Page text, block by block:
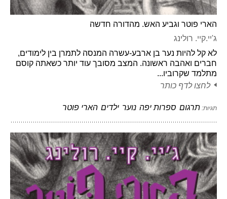
הארי פוטר וגביע האש. מהדורה חדשה
ג'יי.קיי. רולינג
לא קל להיות נער בן ארבע-עשרה המנסה לתמרן בין לימודים,
חברים ואהבה ראשונה. המצב מסובך עוד יותר כשאתה קוסם
מתלמד שקרוביו...
לחצו לדף כותר
תגיות: תרגום ספרות יפה נוער ילדים הארי פוטר